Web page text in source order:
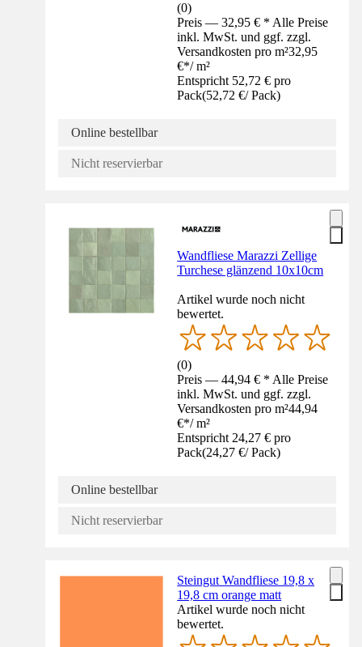
(0)
Preis — 32,95 € * Alle Preise
inkl. MwSt. und ggf. zzgl.
Versandkosten pro m²32,95
€*/ m²
Entspricht 52,72 € pro
Pack(52,72 €/ Pack)
Online bestellbar
Nicht reservierbar
Wandfliese Marazzi Zellige
Turchese glänzend 10x10cm
Artikel wurde noch nicht
bewertet.
(0)
Preis — 44,94 € * Alle Preise
inkl. MwSt. und ggf. zzgl.
Versandkosten pro m²44,94
€*/ m²
Entspricht 24,27 € pro
Pack(24,27 €/ Pack)
Online bestellbar
Nicht reservierbar
Steingut Wandfliese 19,8 x
19,8 cm orange matt
Artikel wurde noch nicht
bewertet.